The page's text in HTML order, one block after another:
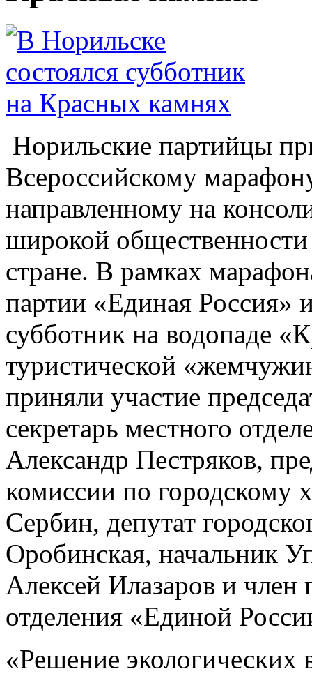
Норильские партийцы
Всероссийскому
направленному на
широкой
стране. В рамках
партии «Единая Россия»
субботник на водопаде
туристической
приняли участие
секретарь местного
Александр Пестряков,
комиссии по городскому
Сербин, депутат
Оробинская, начальник
Алексей Илазаров и член
отделения «Единой
«Решение